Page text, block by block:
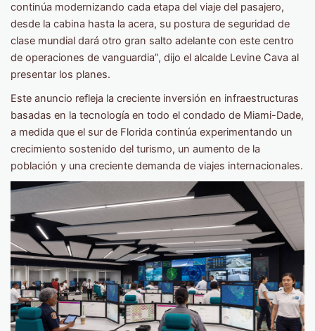
continúa modernizando cada etapa del viaje del pasajero,
desde la cabina hasta la acera, su postura de seguridad de
clase mundial dará otro gran salto adelante con este centro
de operaciones de vanguardia”, dijo el alcalde Levine Cava al
presentar los planes.
Este anuncio refleja la creciente inversión en infraestructuras
basadas en la tecnología en todo el condado de Miami-Dade,
a medida que el sur de Florida continúa experimentando un
crecimiento sostenido del turismo, un aumento de la
población y una creciente demanda de viajes internacionales.